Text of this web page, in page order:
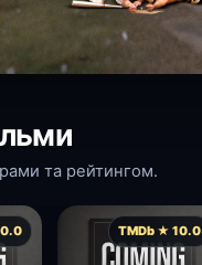
та рейтингом.
TMDb ★ 10.0